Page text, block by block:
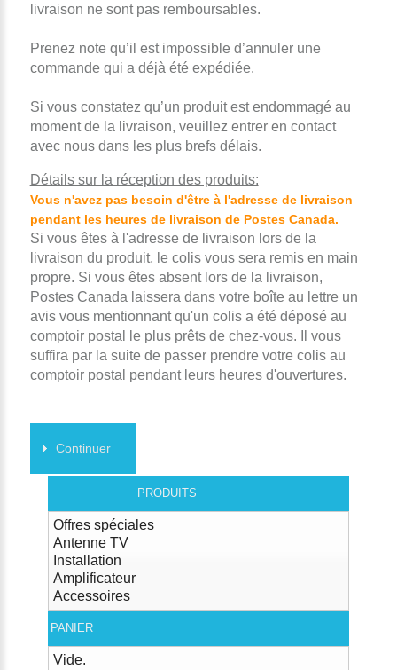
livraison ne sont pas remboursables.
Prenez note qu’il est impossible d’annuler une
commande qui a déjà été expédiée.
Si vous constatez qu’un produit est endommagé au
moment de la livraison, veuillez entrer en contact
avec nous dans les plus brefs délais.
Détails sur la réception des produits:
Vous n'avez pas besoin d'être à l'adresse de livraison
pendant les heures de livraison de Postes Canada.
Si vous êtes à l'adresse de livraison lors de la
livraison du produit, le colis vous sera remis en main
propre. Si vous êtes absent lors de la livraison,
Postes Canada laissera dans votre boîte au lettre un
avis vous mentionnant qu'un colis a été déposé au
comptoir postal le plus prêts de chez-vous. Il vous
suffira par la suite de passer prendre votre colis au
comptoir postal pendant leurs heures d'ouvertures.
Continuer
PRODUITS
Offres spéciales
Antenne TV
Installation
Amplificateur
Accessoires
PANIER
Vide.